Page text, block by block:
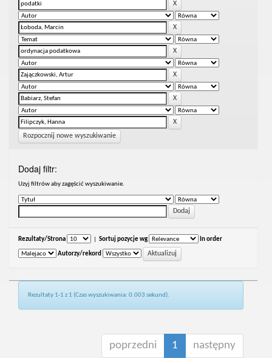
Rozpocznij nowe wyszukiwanie
Dodaj filtr:
Uzyj filtrów aby zagęścić wyszukiwanie.
Rezultaty/Strona Sortuj pozycje wg In order
Autorzy/rekord
Rezultaty 1-1 z 1 (Czas wyszukiwania: 0.003 sekund).
poprzedni 1 następny